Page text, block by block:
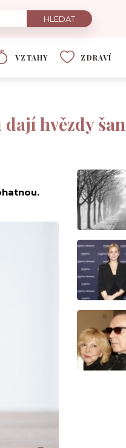
VZTAHY ZDRAVÍ
hvězdy